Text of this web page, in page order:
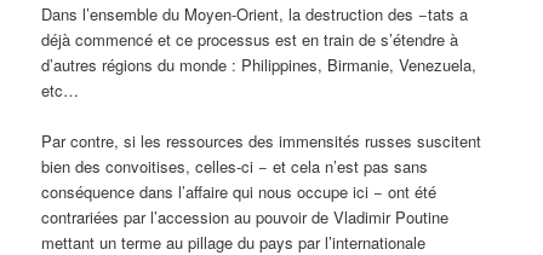
Dans l’ensemble du Moyen-Orient, la destruction des −tats a
déjà commencé et ce processus est en train de s’étendre à
d’autres régions du monde : Philippines, Birmanie, Venezuela,
etc…
Par contre, si les ressources des immensités russes suscitent
bien des convoitises, celles-ci − et cela n’est pas sans
conséquence dans l’affaire qui nous occupe ici − ont été
contrariées par l’accession au pouvoir de Vladimir Poutine
mettant un terme au pillage du pays par l’internationale